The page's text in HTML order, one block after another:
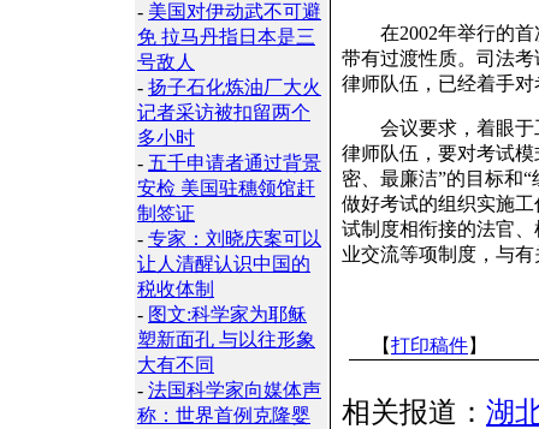
- 美国对伊动武不可避
免 拉马丹指日本是三
号敌人
- 扬子石化炼油厂大火
记者采访被扣留两个
多小时
- 五千申请者通过背景
安检 美国驻穗领馆赶
制签证
- 专家：刘晓庆案可以
让人清醒认识中国的
税收体制
- 图文:科学家为耶稣
塑新面孔 与以往形象
大有不同
- 法国科学家向媒体声
称：世界首例克隆婴
在2002年举行的首
带有过渡性质。司法
律师队伍，已经着手
会议要求，着眼于
律师队伍，要对考试
密、最廉洁”的目标和
做好考试的组织实施
试制度相衔接的法官
业交流等项制度，与
【打印稿件】
相关报道： 湖